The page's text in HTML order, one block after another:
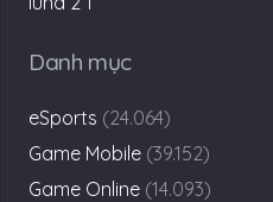
Danh mục
eSports (24.064)
Game Mobile (39.152)
Game Online (14.093)